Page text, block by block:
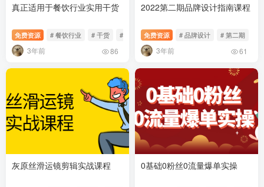
真正适用于餐饮行业实用干货
免费资源 # 餐饮行业 # 干货 # 实用
3年前 86
2022第二期品牌设计指南课程
免费资源 # 品牌设计 # 第二期
3年前 61
灰原丝滑运镜剪辑实战课程 0基础0粉丝0流量爆单实操